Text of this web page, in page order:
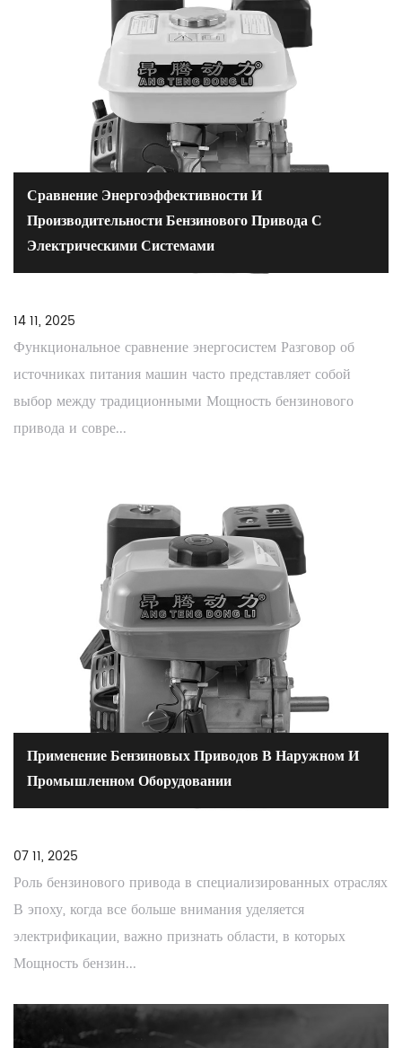
Сравнение Энергоэффективности И
Производительности Бензинового Привода С
Электрическими Системами
14 11, 2025
Функциональное сравнение энергосистем Разговор об
источниках питания машин часто представляет собой
выбор между традиционными Мощность бензинового
привода и совре...
Применение Бензиновых Приводов В Наружном И
Промышленном Оборудовании
07 11, 2025
Роль бензинового привода в специализированных отраслях
В эпоху, когда все больше внимания уделяется
электрификации, важно признать области, в которых
Мощность бензин...